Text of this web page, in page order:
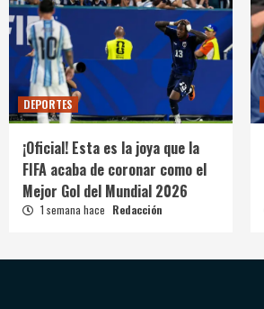
DEPORTES
¡Oficial! Esta es la joya que la
FIFA acaba de coronar como el
Mejor Gol del Mundial 2026
1 semana hace Redacción